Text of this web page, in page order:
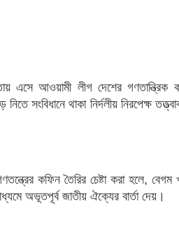
এসে আওয়ামী লীগ দেশের গণতান্ত্রিক
সংবিধানে থাকা নির্দলীয় নিরপেক্ষ
কফিন তৈরির চেষ্টা করা হলে, বেগম
অভূতপূর্ব জাতীয় ঐক্যের বার্তা দেয়।